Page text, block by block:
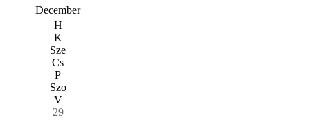
December
H
K
Sze
Cs
P
Szo
V
29